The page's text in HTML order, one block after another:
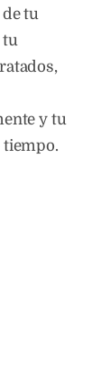
tu
tu
y tu